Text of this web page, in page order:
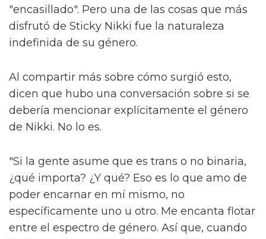
"encasillado". Pero una de las cosas que más
disfrutó de Sticky Nikki fue la naturaleza
indefinida de su género.
Al compartir más sobre cómo surgió esto,
dicen que hubo una conversación sobre si se
debería mencionar explícitamente el género
de Nikki. No lo es.
"Si la gente asume que es trans o no binaria,
¿qué importa? ¿Y qué? Eso es lo que amo de
poder encarnar en mí mismo, no
específicamente uno u otro. Me encanta flotar
entre el espectro de género. Así que, cuando